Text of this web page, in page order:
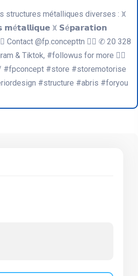
métalliques diverses : ꁞ⁠
ꁞ⁠ 𝗦é𝗽𝗮𝗿𝗮𝘁𝗶𝗼𝗻
@fp.concepttn 👇🏻 ✆ 20 328
& Tiktok, #followus for more 👇🏻
#fpconcept #store #storemotorise
#structure #abris #foryou